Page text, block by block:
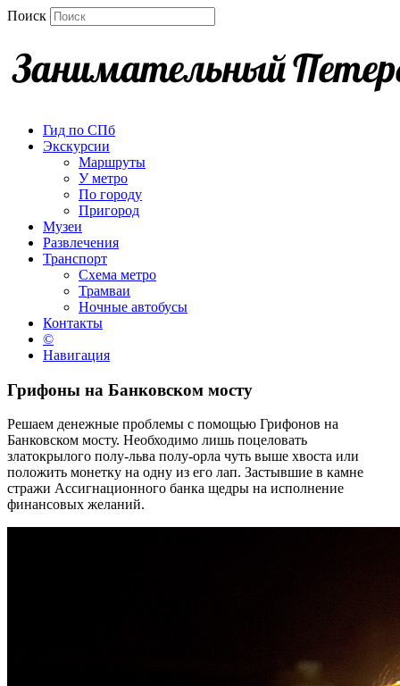
Поиск
Гид по СПб
Экскурсии
Маршруты
У метро
По городу
Пригород
Музеи
Развлечения
Транспорт
Схема метро
Трамваи
Ночные автобусы
Контакты
©
Навигация
Грифоны на Банковском мосту
Решаем денежные проблемы с помощью Грифонов на
Банковском мосту. Необходимо лишь поцеловать
златокрылого полу-льва полу-орла чуть выше хвоста или
положить монетку на одну из его лап. Застывшие в камне
стражи Ассигнационного банка щедры на исполнение
финансовых желаний.